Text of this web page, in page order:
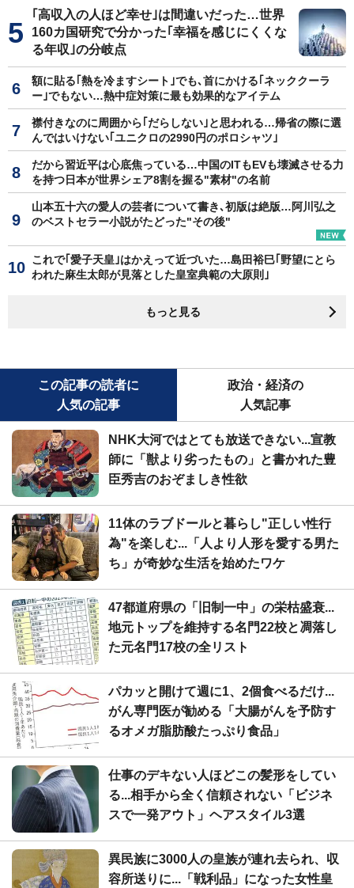
｢高収入の人ほど幸せ｣は間違いだった…世界
160カ国研究で分かった｢幸福を感じにくくな
る年収｣の分岐点
額に貼る｢熱を冷ますシート｣でも､首にかける｢ネッククーラ
ー｣でもない…熱中症対策に最も効果的なアイテム
襟付きなのに周囲から｢だらしない｣と思われる…帰省の際に選
んではいけない｢ユニクロの2990円のポロシャツ｣
だから習近平は心底焦っている…中国のITもEVも壊滅させる力
を持つ日本が世界シェア8割を握る"素材"の名前
山本五十六の愛人の芸者について書き､初版は絶版…阿川弘之
のベストセラー小説がたどった"その後"
これで｢愛子天皇｣はかえって近づいた…島田裕巳｢野望にとら
われた麻生太郎が見落とした皇室典範の大原則｣
もっと見る
この記事の読者に
人気の記事
政治・経済の
人気記事
NHK大河ではとても放送できない...宣教
師に「獣より劣ったもの」と書かれた豊
臣秀吉のおぞましき性欲
11体のラブドールと暮らし"正しい性行
為"を楽しむ...「人より人形を愛する男た
ち」が奇妙な生活を始めたワケ
47都道府県の「旧制一中」の栄枯盛衰...
地元トップを維持する名門22校と凋落し
た元名門17校の全リスト
パカッと開けて週に1、2個食べるだけ...
がん専門医が勧める「大腸がんを予防す
るオメガ脂肪酸たっぷり食品」
仕事のデキない人ほどこの髪形をしてい
る...相手から全く信頼されない「ビジネ
スで一発アウト」ヘアスタイル3選
異民族に3000人の皇族が連れ去られ、収
容所送りに...「戦利品」になった女性皇